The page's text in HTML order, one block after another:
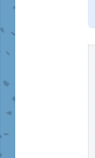
(滑面式
オーダ